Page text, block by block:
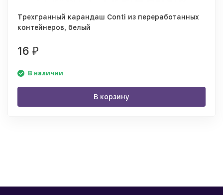
Трехгранный карандаш Conti из переработанных
контейнеров, белый
16 ₽
В наличии
В корзину